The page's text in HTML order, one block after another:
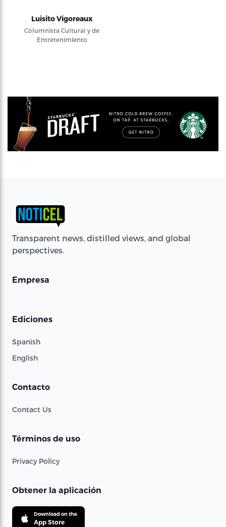
Luisito Vigoreaux
Columnista Cultural y de
Entretenimiento
Transparent news, distilled views, and global
perspectives.
Empresa
Ediciones
Spanish
English
Contacto
Contact Us
Términos de uso
Privacy Policy
Obtener la aplicación
Download on the
App Store